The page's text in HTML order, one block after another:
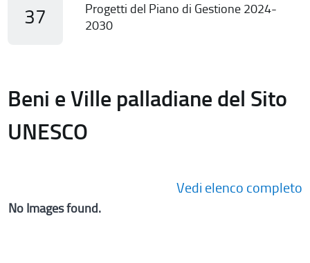
37
Progetti del Piano di Gestione 2024-
2030
Beni e Ville palladiane del Sito
UNESCO
Vedi elenco completo
No Images found.